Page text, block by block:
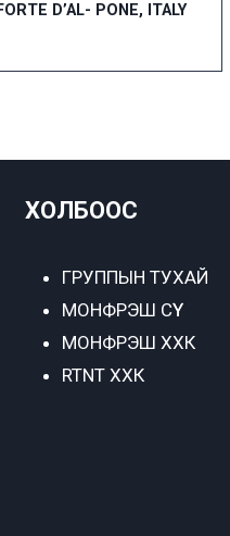
D’AL- PONE, ITALY
ХОЛБООС
ГРУППЫН ТУХАЙ
МОНФРЭШ СҮҮ
МОНФРЭШ ХХК
RTNT ХХК